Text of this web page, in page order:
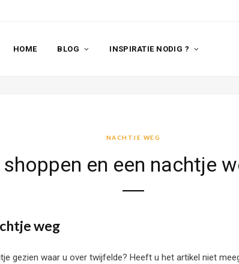
HOME BLOG INSPIRATIE NODIG ?
NACHTJE WEG
en een nachtje
weg
gezien waar u over twijfelde? Heeft u het artikel niet